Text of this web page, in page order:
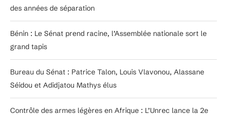
des années de séparation
Bénin : Le Sénat prend racine, l’Assemblée nationale sort le
grand tapis
Bureau du Sénat : Patrice Talon, Louis Vlavonou, Alassane
Séidou et Adidjatou Mathys élus
Contrôle des armes légères en Afrique : L’Unrec lance la 2e